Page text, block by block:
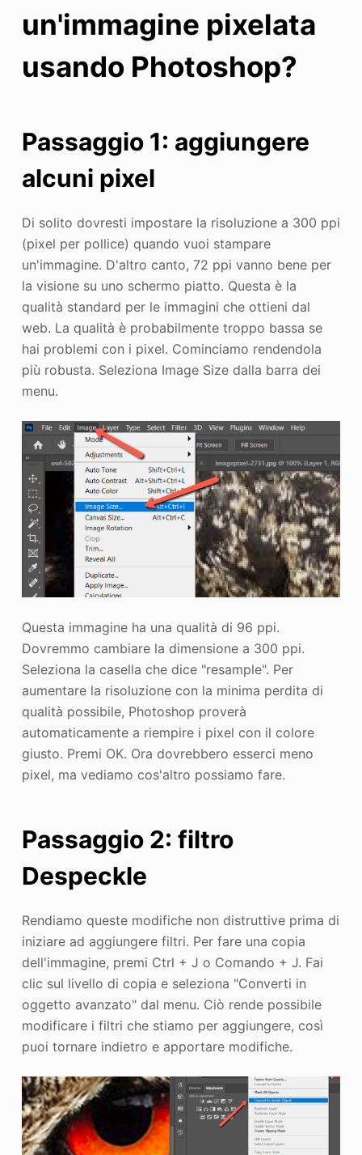
un'immagine pixelata
usando Photoshop?
Passaggio 1: aggiungere
alcuni pixel
Di solito dovresti impostare la risoluzione a 300 ppi
(pixel per pollice) quando vuoi stampare
un'immagine. D'altro canto, 72 ppi vanno bene per
la visione su uno schermo piatto. Questa è la
qualità standard per le immagini che ottieni dal
web. La qualità è probabilmente troppo bassa se
hai problemi con i pixel. Cominciamo rendendola
più robusta. Seleziona Image Size dalla barra dei
menu.
Questa immagine ha una qualità di 96 ppi.
Dovremmo cambiare la dimensione a 300 ppi.
Seleziona la casella che dice "resample". Per
aumentare la risoluzione con la minima perdita di
qualità possibile, Photoshop proverà
automaticamente a riempire i pixel con il colore
giusto. Premi OK. Ora dovrebbero esserci meno
pixel, ma vediamo cos'altro possiamo fare.
Passaggio 2: filtro
Despeckle
Rendiamo queste modifiche non distruttive prima di
iniziare ad aggiungere filtri. Per fare una copia
dell'immagine, premi Ctrl + J o Comando + J. Fai
clic sul livello di copia e seleziona "Converti in
oggetto avanzato" dal menu. Ciò rende possibile
modificare i filtri che stiamo per aggiungere, così
puoi tornare indietro e apportare modifiche.